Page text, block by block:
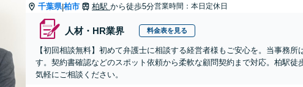
千葉県|柏市 柏駅 から徒歩5分営業時間：本日定休日
人材・HR業界 料金表を見る
【初回相談無料】初めて弁護士に相談する経営者様もご安心を。当事務
す。契約書確認などのスポット依頼から柔軟な顧問契約まで対応。柏駅徒
気軽にご相談ください。